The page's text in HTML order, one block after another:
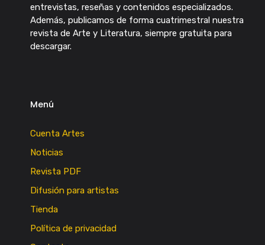
entrevistas, reseñas y contenidos especializados.
Además, publicamos de forma cuatrimestral nuestra
revista de Arte y Literatura, siempre gratuita para
descargar.
Menú
Cuenta Artes
Noticias
Revista PDF
Difusión para artistas
Tienda
Política de privacidad